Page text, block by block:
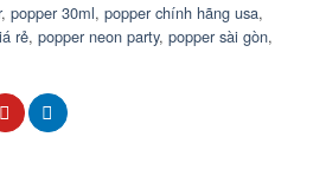
, popper 30ml, popper chính hãng usa,
rẻ, popper neon party, popper sài gòn,